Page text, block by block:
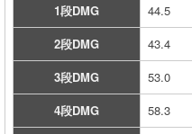
1段DMG
44.5
2段DMG
43.4
3段DMG
53.0
4段DMG
58.3